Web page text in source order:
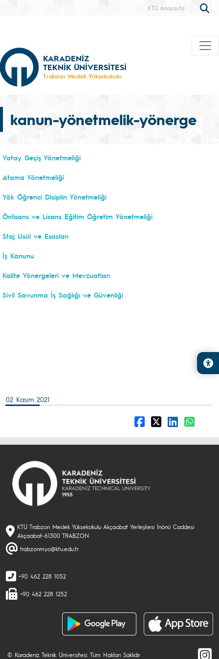
KTÜ Anasayfa
KARADENİZ
TEKNİK ÜNİVERSİTESİ
Trabzon Meslek Yüksekokulu
kanun-yönetmelik-yönerge
Yatay Geçiş Yönetmeliği
Atama Yönetmeliği
Yök Öğrenci Disiplin Yönetmeliği
Önlisans ve Lisans Eğitim Öğretim Yönetmeliği
Staj Usül ve Esasları
İş Kanunu
Kalite Yönergeleri ve Mevzuatları
Sivil Savunma İş Sağlığı ve Güvenliği
02 Kasım 2021
KTÜ Trabzon Meslek Yüksekokulu Akçaabat Yerleşkesi İnönü Caddesi
Akçaabat-61300 TRABZON
trabzonmyo@ktu.edu.tr
+90 462 228 1052
+90 462 228 1252
© Karadeniz Teknik Üniversitesi. Tüm Hakları Saklıdır